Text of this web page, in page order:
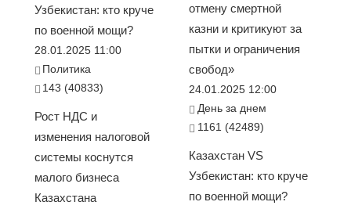
Узбекистан: кто круче
по военной мощи?
28.01.2025 11:00
Политика
143 (40833)
Рост НДС и
изменения налоговой
системы коснутся
малого бизнеса
Казахстана
отмену смертной
казни и критикуют за
пытки и ограничения
свобод»
24.01.2025 12:00
День за днем
1161 (42489)
Казахстан VS
Узбекистан: кто круче
по военной мощи?